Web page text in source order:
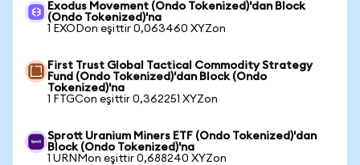
Exodus Movement (Ondo Tokenized)'dan Block
(Ondo Tokenized)'na
1 EXODon eşittir 0,063460 XYZon
First Trust Global Tactical Commodity Strategy
Fund (Ondo Tokenized)'dan Block (Ondo
Tokenized)'na
1 FTGCon eşittir 0,362251 XYZon
Sprott Uranium Miners ETF (Ondo Tokenized)'dan
Block (Ondo Tokenized)'na
1 URNMon eşittir 0,688240 XYZon